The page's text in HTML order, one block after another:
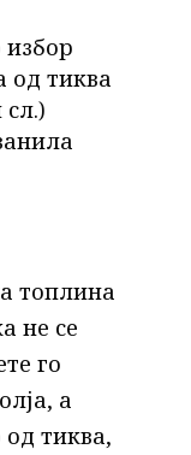
избор
од тиква
топлина
не се
го
а
тиква,